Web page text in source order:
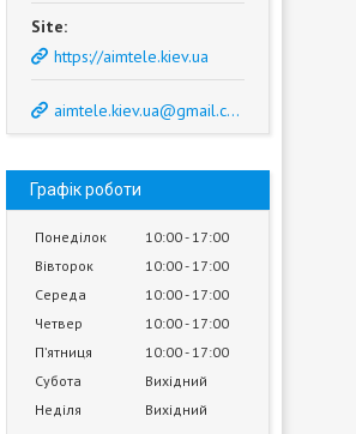
https://aimtele.kiev.ua
aimtele.kiev.ua@gmail.com
Графік роботи
Понеділок 10:00 17:00
Вівторок
10:00 17:00
Середа
10:00 17:00
Четвер
10:00 17:00
Пʼятниця
10:00 17:00
Субота
Вихідний
Неділя
Вихідний